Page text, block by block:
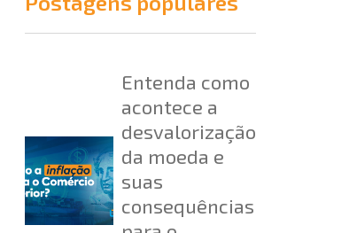
Entenda como
acontece a
desvalorização
da moeda e
suas
consequências